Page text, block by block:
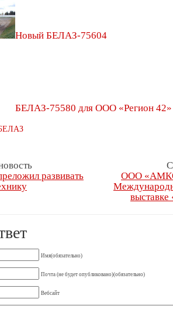
Новый БЕЛАЗ-75604
БЕЛАЗ-75580 для ООО «Регион 42»
развивать
ООО
выставке
Имя(обязательно)
Почта (не будет опубликовано)(обязательно)
Вебсайт